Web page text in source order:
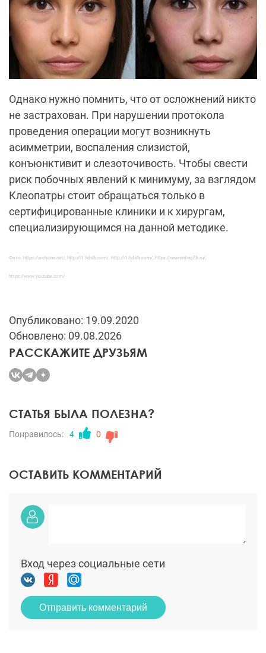
Однако нужно помнить, что от осложнений никто
не застрахован. При нарушении протокола
проведения операции могут возникнуть
асимметрии, воспаления слизистой,
конъюнктивит и слезоточивость. Чтобы свести
риск побочных явлений к минимуму, за взглядом
Клеопатры стоит обращаться только в
сертифицированные клиники и к хирургам,
специализирующимся на данной методике.
Фото: https://archzine.net/, http://i1.hdslb.com/, http://i1.hdslb.com/, https://newrenting78.ru/,
https://www.youtube.com/
Опубликовано: 19.09.2020
Обновлено: 09.08.2026
РАССКАЖИТЕ ДРУЗЬЯМ
СТАТЬЯ БЫЛА ПОЛЕЗНА?
Понравилось: 4 0
ОСТАВИТЬ КОММЕНТАРИЙ
Вход через социальные сети
Отправить комментарий